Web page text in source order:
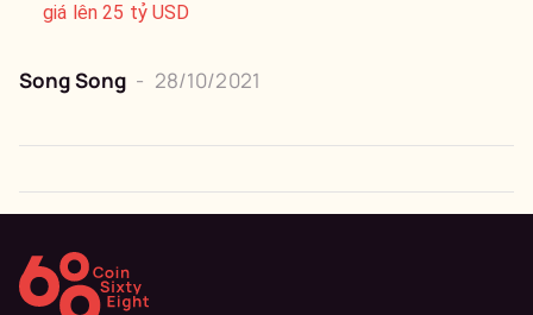
giá lên 25 tỷ USD
Song Song - 28/10/2021